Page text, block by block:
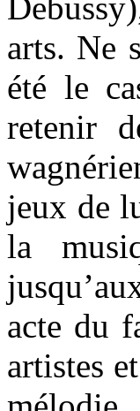
arts. Ne
été le
retenir
jeux de
la
acte du
artistes